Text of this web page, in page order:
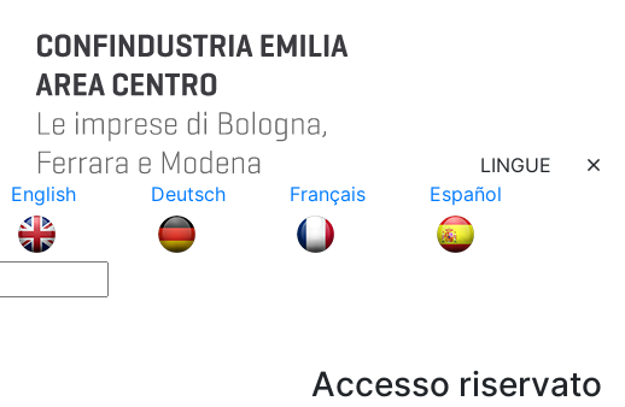
LINGUE
English Deutsch Français Español
Accesso riservato